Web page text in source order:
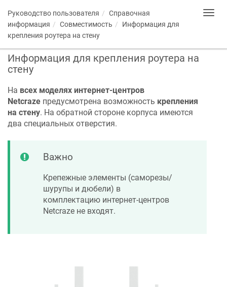
Руководство пользователя
Справочная
информация
Совместимость
Информация для
крепления роутера на стену
Информация для крепления роутера на
стену
На всех моделях интернет-центров
Netcraze предусмотрена возможность крепления
на стену. На обратной стороне корпуса имеются
два специальных отверстия.
Важно
Крепежные элементы (саморезы/
шурупы и дюбели) в
комплектацию интернет-центров
Netcraze не входят.